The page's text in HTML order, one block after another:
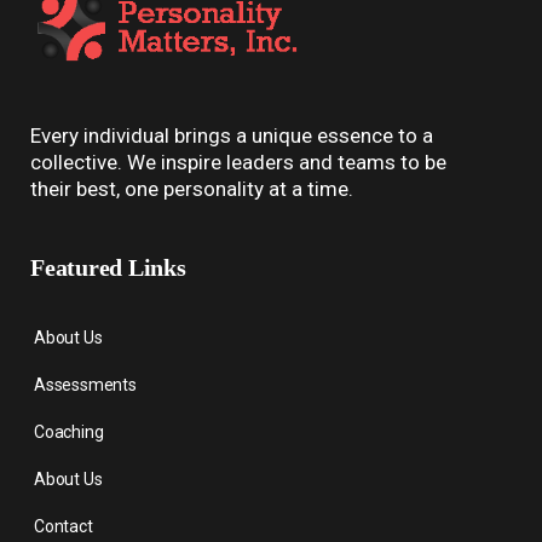
Every individual brings a unique essence to a
collective. We inspire leaders and teams to be
their best, one personality at a time.
Featured Links
About Us
Assessments
Coaching
About Us
Contact